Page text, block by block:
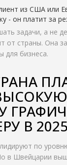
из США или
- он платит за
задачи, а не
от страны. Она
для бизнеса.
В
по
в Швейцарии